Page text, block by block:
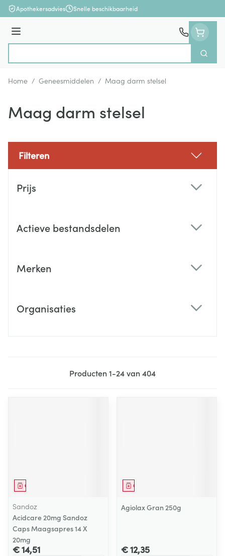
Ga naar de inhoud
Apothekersadvies Snelle beschikbaarheid
Menu
Zoek
Home / Geneesmiddelen / Maag darm stelsel
Maag darm stelsel
Filteren
Prijs
Actieve bestandsdelen
Merken
Organisaties
Producten1-24van404
Geneesmiddel
Sandoz
Acidcare 20mg Sandoz
Caps Maagsapres 14 X
20mg
€ 14,51
Geneesmiddel
Agiolax Gran 250g
€ 12,35